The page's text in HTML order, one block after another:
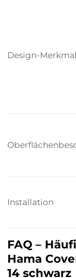
Design-
Installation
FAQ –
Hama
14 schwarz